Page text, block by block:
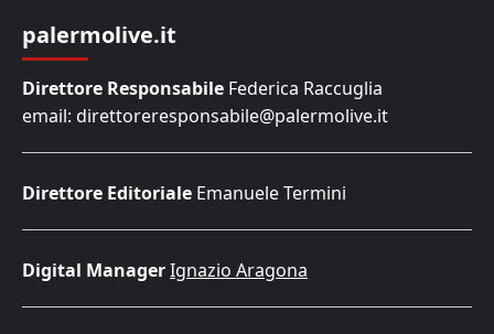
palermolive.it
Direttore Responsabile Federica Raccuglia
email: direttoreresponsabile@palermolive.it
Direttore Editoriale Emanuele Termini
Digital ManagerIgnazio Aragona